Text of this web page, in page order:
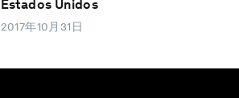
Estados Unidos
2017年10月31日